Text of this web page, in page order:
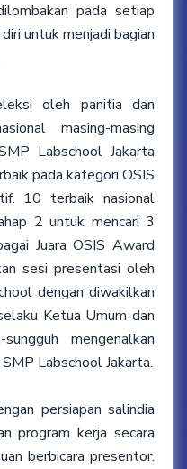
pada setiap
untuk menjadi bagian
oleh panitia dan
masing-masing
Labschool Jakarta
pada kategori OSIS
10 terbaik nasional
2 untuk mencari 3
Juara OSIS Award
sesi presentasi oleh
dengan diwakilkan
Ketua Umum dan
mengenalkan
Labschool Jakarta.
persiapan salindia
program kerja secara
berbicara presentor.